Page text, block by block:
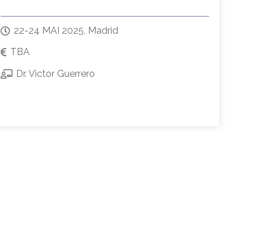
22-24 MAI 2025, Madrid
TBA
Dr. Victor Guerrero